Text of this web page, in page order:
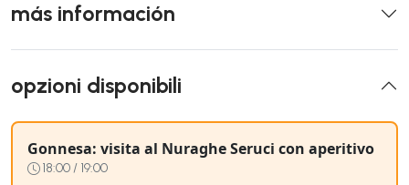
más información
opzioni disponibili
Gonnesa: visita al Nuraghe Seruci con aperitivo
18:00 / 19:00